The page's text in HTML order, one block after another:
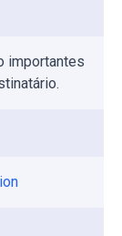
importantes